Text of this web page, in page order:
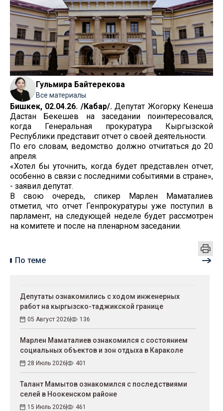
Гульмира Байтерекова
Все материалы
Бишкек, 02.04.26. /Кабар/. Депутат Жогорку Кенеша
Дастан Бекешев на заседании поинтересовался,
когда Генеральная прокуратура Кыргызской
Республики представит отчет о своей деятельности.
По его словам, ведомство должно отчитаться до 20
апреля.
«Хотел бы уточнить, когда будет представлен отчет,
особенно в связи с последними событиями в стране»,
- заявил депутат.
В свою очередь, спикер Марлен Маматалиев
отметил, что отчет Генпрокуратуры уже поступил в
парламент, на следующей неделе будет рассмотрен
на комитете и после на пленарном заседании.
По теме
Депутаты ознакомились с ходом инженерных
работ на кыргызско-таджикской границе
05 Август 2026 136
Марлен Маматалиев ознакомился с состоянием
социальных объектов и зон отдыха в Караколе
28 Июль 2026 401
Талант Мамытов ознакомился с последствиями
селей в Ноокенском районе
15 Июль 2026 461